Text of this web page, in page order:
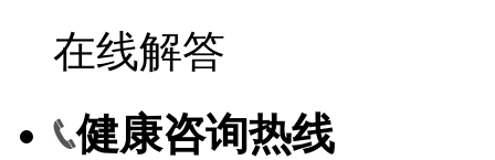
在线解答
健康咨询热线